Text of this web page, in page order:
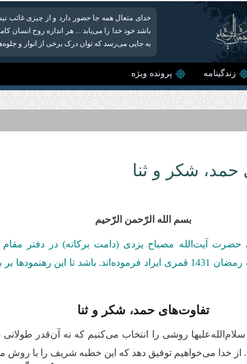
خدای متعال همه جا حضور دارد و از چیزی غائب
باشد خود خدا را می‌یابد ... هر اندازه روح انسان
به جایی می‌رسد که توان درک برخی از انوار و
زندگینامه پرونده ویژه
شکر و ثنا
بسم‌ الله‌ الرّحمن‌ الرّحیم
حضرت آیت‌الله مصباح یزدی (دامت بركاته) در دفتر
همزمان با شب هفتم ماه مبارک رمضان 1431 قمری ایراد فرموده‌اند. باشد
تفاوت‌های حمد، شکر و ثنا
روشی را انتخاب می‌کنیم که نه آن‌قدر طولانی
خدا می‌خواهیم توفیق دهد که این خطبه شریف را با روش